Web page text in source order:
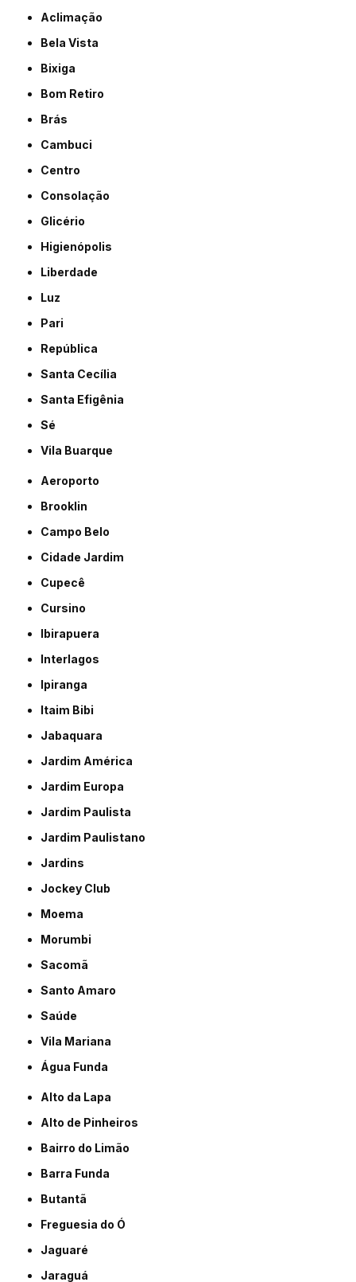
Aclimação
Bela Vista
Bixiga
Bom Retiro
Brás
Cambuci
Centro
Consolação
Glicério
Higienópolis
Liberdade
Luz
Pari
República
Santa Cecília
Santa Efigênia
Sé
Vila Buarque
Aeroporto
Brooklin
Campo Belo
Cidade Jardim
Cupecê
Cursino
Ibirapuera
Interlagos
Ipiranga
Itaim Bibi
Jabaquara
Jardim América
Jardim Europa
Jardim Paulista
Jardim Paulistano
Jardins
Jockey Club
Moema
Morumbi
Sacomã
Santo Amaro
Saúde
Vila Mariana
Água Funda
Alto da Lapa
Alto de Pinheiros
Bairro do Limão
Barra Funda
Butantã
Freguesia do Ó
Jaguaré
Jaraguá